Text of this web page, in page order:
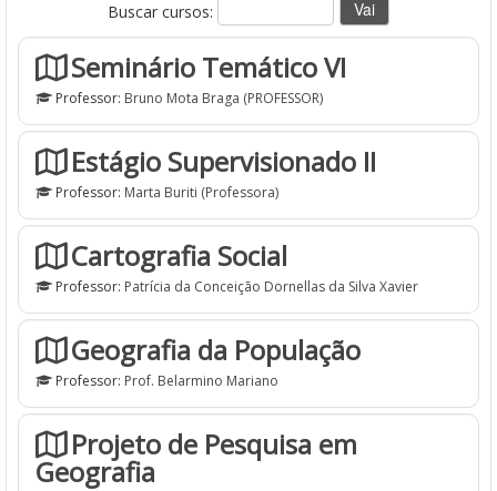
Buscar cursos:
Seminário Temático VI
Professor: Bruno Mota Braga (PROFESSOR)
Estágio Supervisionado II
Professor: Marta Buriti (Professora)
Cartografia Social
Professor: Patrícia da Conceição Dornellas da Silva Xavier
Geografia da População
Professor: Prof. Belarmino Mariano
Projeto de Pesquisa em
Geografia